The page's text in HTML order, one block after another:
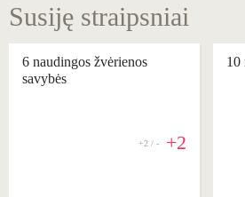
Susiję straipsniai
6 naudingos žvėrienos
savybės
+2 / - +2
10